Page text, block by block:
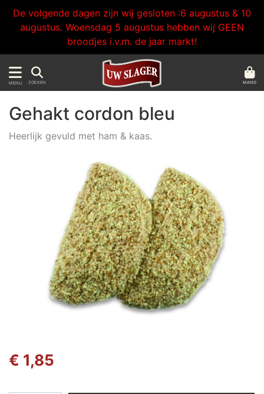
De volgende dagen zijn wij gesloten :6 augustus & 10
augustus. Woensdag 5 augustus hebben wij GEEN
broodjes i.v.m. de jaar markt!
MENU ZOEKEN MAND
Gehakt cordon bleu
Heerlijk gevuld met ham & kaas.
€ 1,85